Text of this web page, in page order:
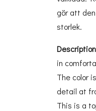
gör att
storlek.
in
The color
detail at
This is a